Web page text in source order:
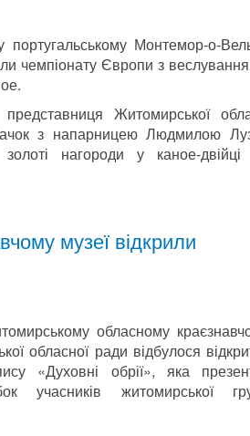
португальському Монтемор-о-
чемпіонату Європи з
Житомирської
з напарницею Людмилою
нагороди у каное-
музеї відкрили
обласному
обласної ради відбулося
«Духовні обрії», яка
учасників житомирської